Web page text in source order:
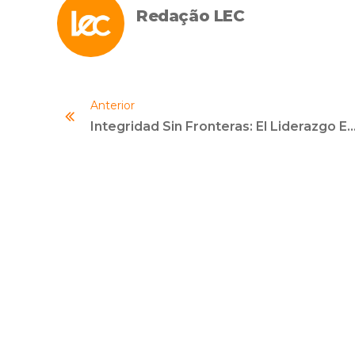
Redação LEC
Anterior
Integridad Sin Fronteras: El Liderazgo Empresarial En La Lucha Anticorrupción En Latinoamérica.